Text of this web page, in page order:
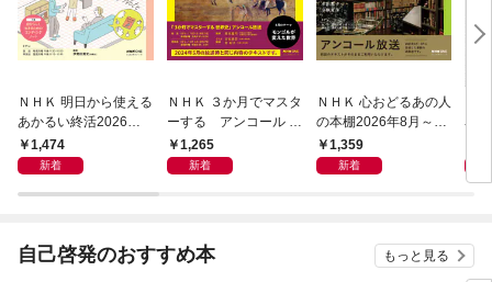
ＮＨＫ 明日から使える
あかるい終活2026年8
月～9月
1,474
新着
ＮＨＫ ３か月でマスタ
ーする アンコール 世
界史2026年8月
1,265
新着
ＮＨＫ 心おどるあの人
の本棚2026年8月～9
月1,359
新着
名
宣
自己啓発のおすすめ本 もっと見る